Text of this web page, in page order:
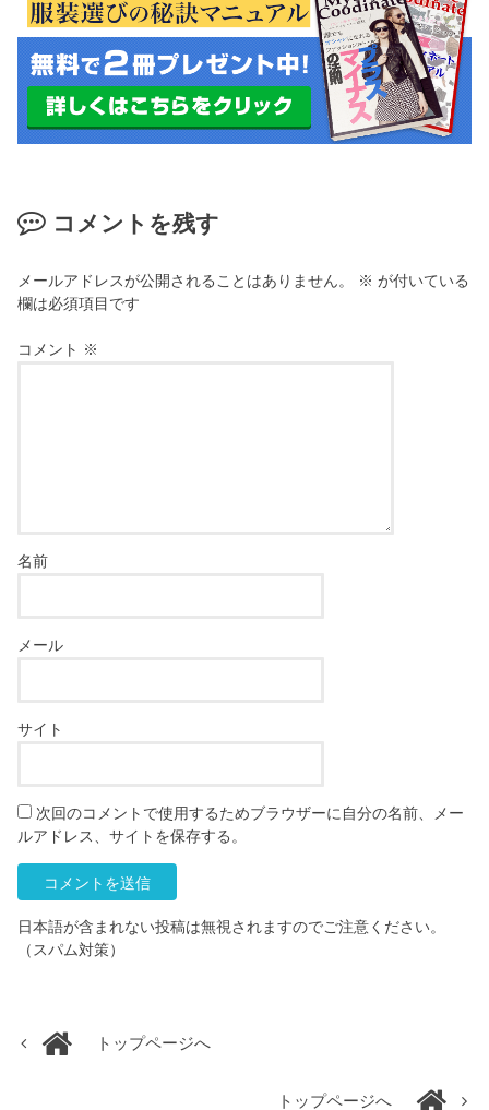
コメントを残す
メールアドレスが公開されることはありません。 ※ が付いている
欄は必須項目です
コメント ※
名前
メール
サイト
次回のコメントで使用するためブラウザーに自分の名前、メー
ルアドレス、サイトを保存する。
日本語が含まれない投稿は無視されますのでご注意ください。
（スパム対策）
トップページへ
トップページへ